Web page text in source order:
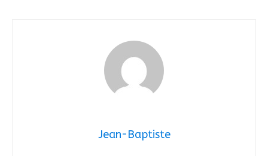
Jean-Baptiste